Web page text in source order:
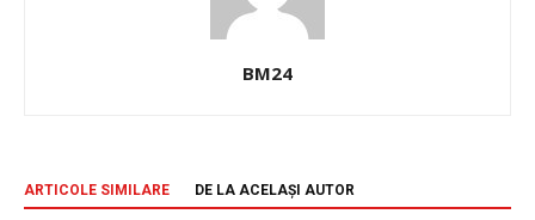
BM24
ARTICOLE SIMILARE DE LA ACELAȘI AUTOR